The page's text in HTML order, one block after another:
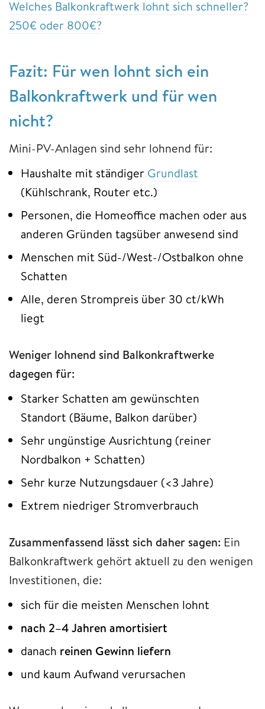
Welches Balkonkraftwerk lohnt sich schneller?
250€ oder 800€?
Fazit: Für wen lohnt sich ein
Balkonkraftwerk und für wen
nicht?
Mini-PV-Anlagen sind sehr lohnend für:
Haushalte mit ständiger Grundlast
(Kühlschrank, Router etc.)
Personen, die Homeoffice machen oder aus
anderen Gründen tagsüber anwesend sind
Menschen mit Süd-/West-/Ostbalkon ohne
Schatten
Alle, deren Strompreis über 30 ct/kWh
liegt
Weniger lohnend sind Balkonkraftwerke
dagegen für:
Starker Schatten am gewünschten
Standort (Bäume, Balkon darüber)
Sehr ungünstige Ausrichtung (reiner
Nordbalkon + Schatten)
Sehr kurze Nutzungsdauer (<3 Jahre)
Extrem niedriger Stromverbrauch
Zusammenfassend lässt sich daher sagen: Ein
Balkonkraftwerk gehört aktuell zu den wenigen
Investitionen, die:
sich für die meisten Menschen lohnt
nach 2–4 Jahren amortisiert
danach reinen Gewinn liefern
und kaum Aufwand verursachen